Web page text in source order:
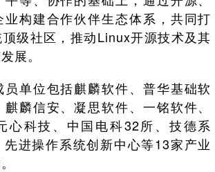
构建合作伙伴生态体系，共同打
级社区，推动Linux开源技术及其
展。
单位包括麒麟软件、普华基础软
麟信安、凝思软件、一铭软件、
心科技、中国电科32所、技德系
进操作系统创新中心等13家产业